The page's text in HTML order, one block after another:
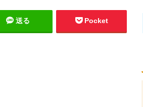
送る Pocket